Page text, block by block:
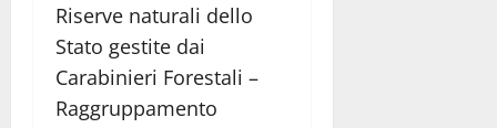
Riserve naturali dello
Stato gestite dai
Carabinieri Forestali –
Raggruppamento